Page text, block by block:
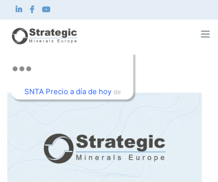
Strategic Minerals Europe Corp.
Qué hacemos
Innovación
SNTA Precio a día de hoyde